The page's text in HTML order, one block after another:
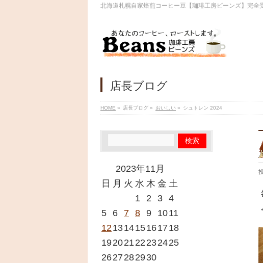
北海道札幌自家焙煎コーヒー豆【珈琲工房ビーンズ】完全
店長ブログ
HOME » 店長ブログ » おいしい » シュトレン 2024
2023年11月
日 月 火 水 木 金 土
1
2 3 4
5
6 7 8 9 1011
121314151617 18
19202122 232425
2627 282930